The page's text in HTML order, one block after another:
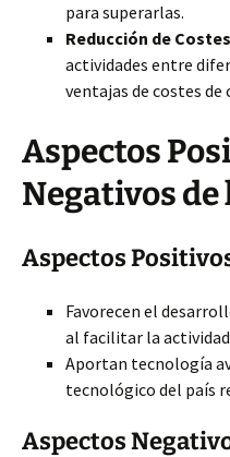
para superarlas.
Reducción de
actividades entre
ventajas de costes de
Aspectos
Negativos de
Aspectos
Favorecen el
al facilitar la
Aportan tecnología
tecnológico del país
Aspectos